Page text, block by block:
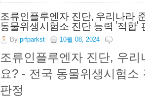
조류인플루엔자 진단, 우리나라
동물위생시험소 진단 능력 '적합'
By prfparkst 10월 08, 2024
조류인플루엔자 진단, 우리
요? - 전국 동물위생시험소
판정